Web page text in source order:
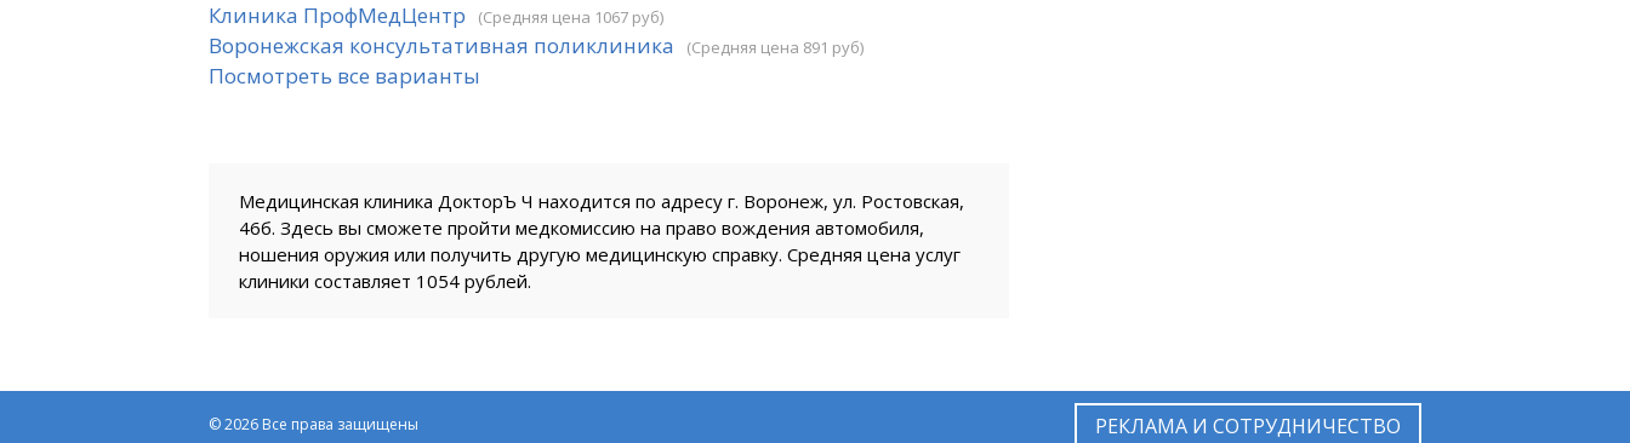
Клиника ПрофМедЦентр (Средняя цена 1067 руб)
Воронежская консультативная поликлиника (Средняя цена 891 руб)
Посмотреть все варианты
Медицинская клиника ДокторЪ Ч находится по адресу г. Воронеж, ул. Ростовская,
46б. Здесь вы сможете пройти медкомиссию на право вождения автомобиля,
ношения оружия или получить другую медицинскую справку. Средняя цена услуг
клиники составляет 1054 рублей.
© 2026 Все права защищены РЕКЛАМА И СОТРУДНИЧЕСТВО